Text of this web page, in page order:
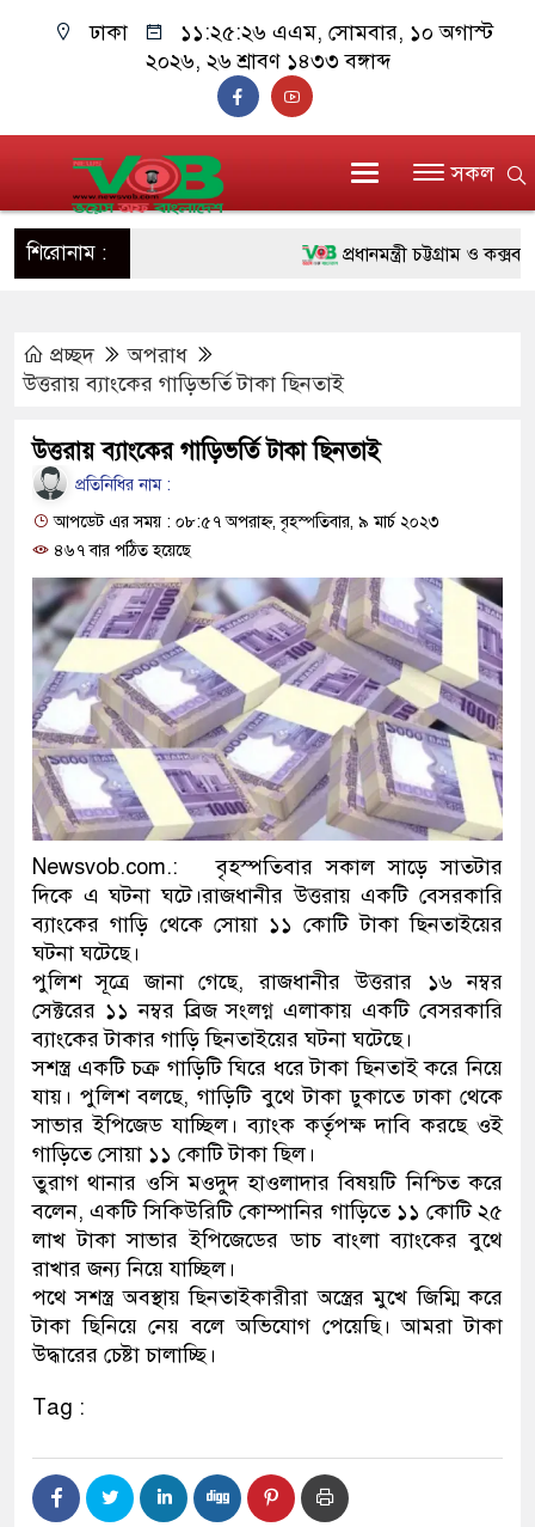
ঢাকা ১১:২৫:২৭ এএম, সোমবার, ১০ অগাস্ট
২০২৬, ২৬ শ্রাবণ ১৪৩৩ বঙ্গাব্দ
সকল
শিরোনাম : প্রধানমন্ত্রী চট্টগ্রাম ও
দাঁড়াবে : ডা. জুবাইদা রহমান
ফ্যাসিবাদবিরোধী আন্দোলনে
মাননীয় প্রধানমন্ত্রী, মন্ত্রীবর্গ ও
সিল-স্বাক্ষর জালিয়াতি চক্রের পাঁচ
উদ্ধার
জনগণ পরিবর্তন চেয়েছে
প্রধানমন্ত্রী
মিরপুর মডেল থানার অভিযানে
মাদক কারবারি গ্রেফতার
থানা পুলিশ
যেকোনো সময় বেনজীরের
নেতৃত্ব ও গণতন্ত্রের মূর্তমান
প্রচ্ছদ
অপরাধ
উত্তরায় ব্যাংকের গাড়িভর্তি টাকা ছিনতাই
উত্তরায় ব্যাংকের গাড়িভর্তি টাকা ছিনতাই
প্রতিনিধির নাম :
আপডেট এর সময় : ০৮:৫৭ অপরাহ্ন, বৃহস্পতিবার, ৯ মার্চ ২০২৩
৪৬৭ বার পঠিত হয়েছে
Newsvob.com.: বৃহস্পতিবার সকাল সাড়ে সাতটার
দিকে এ ঘটনা ঘটে।রাজধানীর উত্তরায় একটি বেসরকারি
ব্যাংকের গাড়ি থেকে সোয়া ১১ কোটি টাকা ছিনতাইয়ের
ঘটনা ঘটেছে।
পুলিশ সূত্রে জানা গেছে, রাজধানীর উত্তরার ১৬ নম্বর
সেক্টরের ১১ নম্বর ব্রিজ সংলগ্ন এলাকায় একটি বেসরকারি
ব্যাংকের টাকার গাড়ি ছিনতাইয়ের ঘটনা ঘটেছে।
সশস্ত্র একটি চক্র গাড়িটি ঘিরে ধরে টাকা ছিনতাই করে নিয়ে
যায়। পুলিশ বলছে, গাড়িটি বুথে টাকা ঢুকাতে ঢাকা থেকে
সাভার ইপিজেড যাচ্ছিল। ব্যাংক কর্তৃপক্ষ দাবি করছে ওই
গাড়িতে সোয়া ১১ কোটি টাকা ছিল।
তুরাগ থানার ওসি মওদুদ হাওলাদার বিষয়টি নিশ্চিত করে
বলেন, একটি সিকিউরিটি কোম্পানির গাড়িতে ১১ কোটি ২৫
লাখ টাকা সাভার ইপিজেডের ডাচ বাংলা ব্যাংকের বুথে
রাখার জন্য নিয়ে যাচ্ছিল।
পথে সশস্ত্র অবস্থায় ছিনতাইকারীরা অস্ত্রের মুখে জিম্মি করে
টাকা ছিনিয়ে নেয় বলে অভিযোগ পেয়েছি। আমরা টাকা
উদ্ধারের চেষ্টা চালাচ্ছি।
Tag :